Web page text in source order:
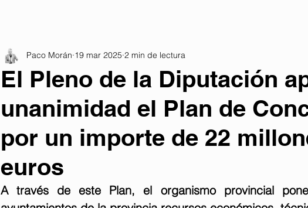
El Pleno de la Diputación
unanimidad el Plan de
por un importe de 22
euros
Paco Morán 19 mar 2025 2 min de lectura
A través de este Plan, el organismo provincial